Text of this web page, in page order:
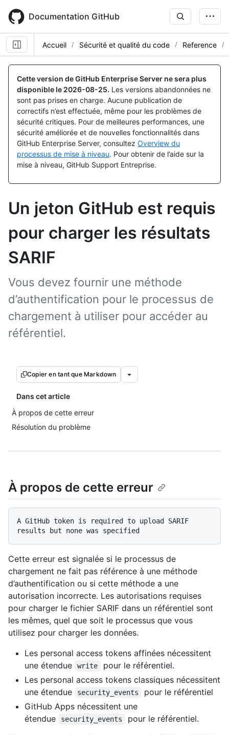
main
content
Documentation GitHub
Accueil Sécurité et qualité du code Reference
Cette version de GitHub Enterprise Server ne sera plus
disponible le 2026-08-25. Les versions abandonnées ne
sont pas prises en charge. Aucune publication de
correctifs n’est effectuée, même pour les problèmes de
sécurité critiques. Pour de meilleures performances, une
sécurité améliorée et de nouvelles fonctionnalités dans
GitHub Enterprise Server, consultez Overview du
processus de mise à niveau. Pour obtenir de l’aide sur la
mise à niveau, GitHub Support Entreprise.
Un jeton GitHub est requis
pour charger les résultats
SARIF
Vous devez fournir une méthode
d’authentification pour le processus de
chargement à utiliser pour accéder au
référentiel.
Copier en tant que Markdown
Dans cet article
À propos de cette erreur
Résolution du problème
À propos de cette erreur
A GitHub token is required to upload SARIF
Cette erreur est signalée si le processus de
chargement ne fait pas référence à une méthode
d’authentification ou si cette méthode a une
autorisation incorrecte. Les autorisations requises
pour charger le fichier SARIF dans un référentiel sont
les mêmes, quel que soit le processus que vous
utilisez pour charger les données.
Les personal access tokens affinées nécessitent
une étendue
write
pour le référentiel.
Les personal access tokens classiques nécessitent
une étendue
security_events
pour le référentiel
GitHub Apps nécessitent une
étendue
security_events
pour le référentiel.